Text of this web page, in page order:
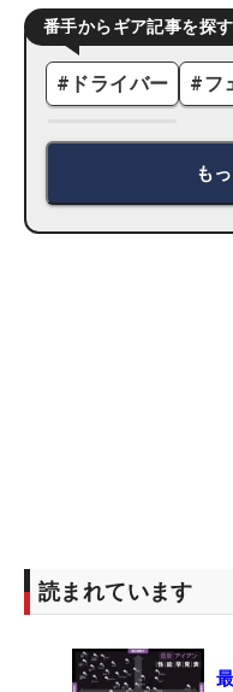
番手からギア記事を探す
# ドライバー #フ
も
読まれています